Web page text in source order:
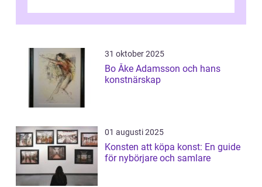
31 oktober 2025
Bo Åke Adamsson och hans
konstnärskap
01 augusti 2025
Konsten att köpa konst: En guide
för nybörjare och samlare